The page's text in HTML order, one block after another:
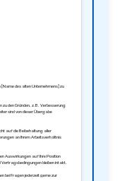
des alten Unternehmens] zu
zu den Gründen, z.B. Verbesserung
sind von dieser Übergabe
auf die Beibehaltung aller
an Ihrem Arbeitsverhältnis
Auswirkungen auf Ihre Position
Vertragsbedingungen bleiben intakt.
bei Fragen jederzeit gerne zur